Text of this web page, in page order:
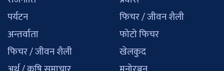
पर्यटन
अन्तर्वाता
फिचर / जीवन शैली
फिचर / जीवन शैली
फोटो फिचर
खेलकुद